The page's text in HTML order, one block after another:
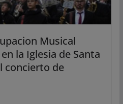
Musical
la Iglesia de Santa
concierto de